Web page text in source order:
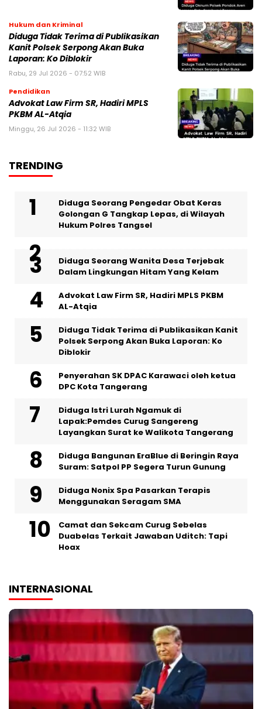
Hukum dan Kriminal
Diduga Tidak Terima di Publikasikan
Kanit Polsek Serpong Akan Buka
Laporan: Ko Diblokir
Rabu, 29 Jul 2026 - 07:52 WIB
Pendidikan
Advokat Law Firm SR, Hadiri MPLS
PKBM AL-Atqia
Minggu, 26 Jul 2026 - 11:32 WIB
TRENDING
‎Diduga Seorang Pengedar Obat Keras
Golongan G Tangkap Lepas, di Wilayah
Hukum Polres Tangsel
‎Diduga Seorang Wanita Desa Terjebak
Dalam Lingkungan Hitam Yang Kelam
Advokat Law Firm SR, Hadiri MPLS PKBM
AL-Atqia
Diduga Tidak Terima di Publikasikan Kanit
Polsek Serpong Akan Buka Laporan: Ko
Diblokir
Penyerahan SK DPAC Karawaci oleh ketua
DPC Kota Tangerang
‎Diduga Istri Lurah Ngamuk di
Lapak:Pemdes Curug Sangereng
Layangkan Surat ke Walikota Tangerang
Diduga Bangunan EraBlue di Beringin Raya
Suram: Satpol PP Segera Turun Gunung
‎Diduga Nonix Spa Pasarkan Terapis
Menggunakan Seragam SMA
Camat dan Sekcam Curug Sebelas
Duabelas Terkait Jawaban Uditch: Tapi
Hoax
INTERNASIONAL